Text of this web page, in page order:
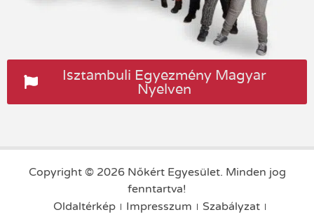
Isztambuli Egyezmény Magyar
Nyelven
Copyright © 2026 Nőkért Egyesület. Minden jog
fenntartva!
Oldaltérkép
Impresszum Szabályzat